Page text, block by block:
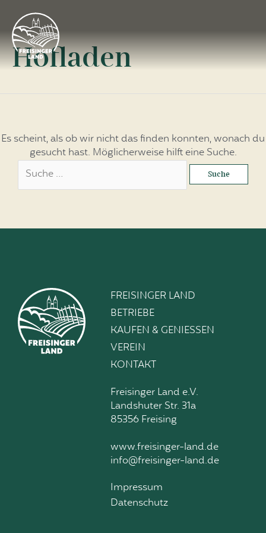
Hofladen
Es scheint, als ob wir nicht das finden konnten, wonach du
gesucht hast. Möglicherweise hilft eine Suche.
FREISINGER LAND
BETRIEBE
KAUFEN & GENIESSEN
VEREIN
KONTAKT
Freisinger Land e.V.
Landshuter Str. 31a
85356 Freising
www.freisinger-land.de
info@freisinger-land.de
Impressum
Datenschutz